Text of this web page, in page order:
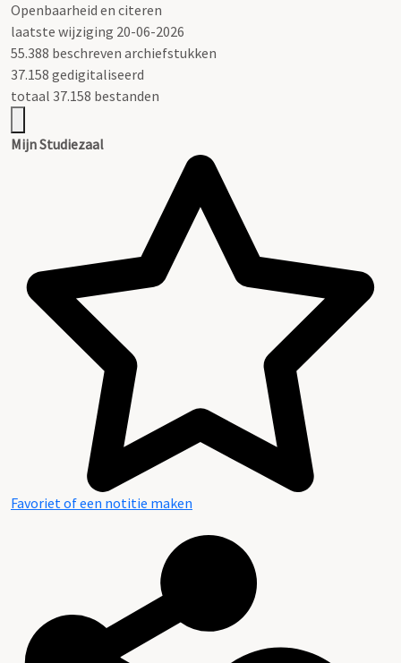
Openbaarheid en citeren
laatste wijziging 20-06-2026
55.388 beschreven archiefstukken
37.158 gedigitaliseerd
totaal 37.158 bestanden
Mijn Studiezaal
Favoriet of een notitie maken